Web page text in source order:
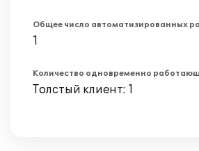
Общее число автоматизированных
1
Количество одновременно
Толстый клиент: 1